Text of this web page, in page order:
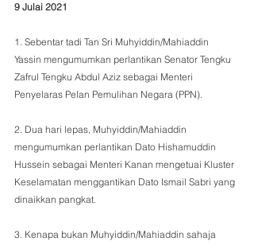
9 Julai 2021
1. Sebentar tadi Tan Sri Muhyiddin/Mahiaddin
Yassin mengumumkan perlantikan Senator Tengku
Zafrul Tengku Abdul Aziz sebagai Menteri
Penyelaras Pelan Pemulihan Negara (PPN).
2. Dua hari lepas, Muhyiddin/Mahiaddin
mengumumkan perlantikan Dato Hishamuddin
Hussein sebagai Menteri Kanan mengetuai Kluster
Keselamatan menggantikan Dato Ismail Sabri yang
dinaikkan pangkat.
3. Kenapa bukan Muhyiddin/Mahiaddin sahaja